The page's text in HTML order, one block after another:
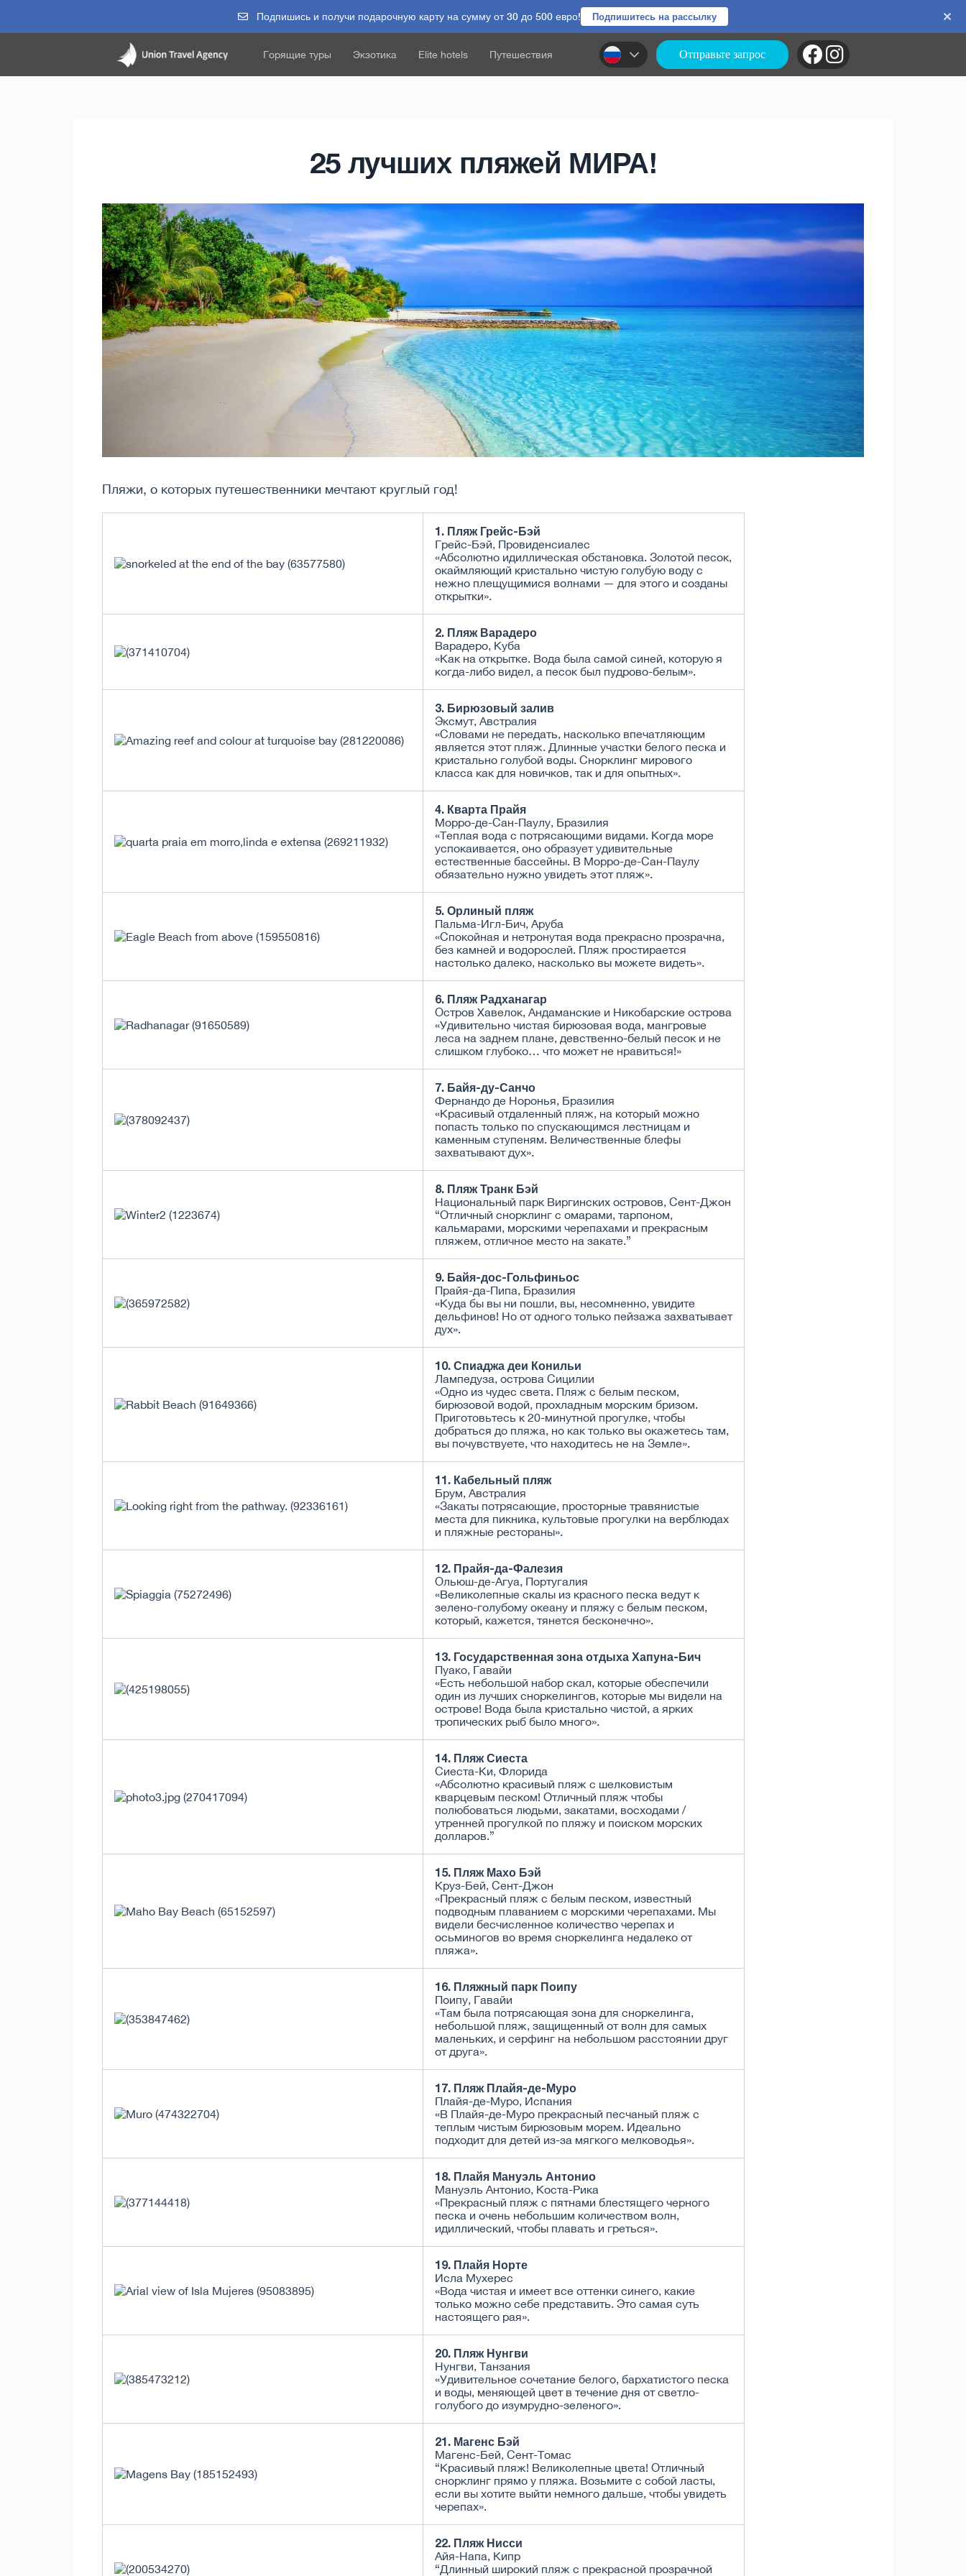
Подпишись и получи подарочную карту на сумму от 30 до 500 евро! Подпишитесь на рассылку
Горящие туры Экзотика Elite hotels Путешествия Отправьте запрос
25 лучших пляжей МИРА!
Пляжи, о которых путешественники мечтают круглый год!
1. Пляж Грейс-Бэй
Грейс-Бэй, Провиденсиалес
«Абсолютно идиллическая обстановка. Золотой песок,
окаймляющий кристально чистую голубую воду с
нежно плещущимися волнами — для этого и созданы
открытки».
2. Пляж Варадеро
Варадеро, Куба
«Как на открытке. Вода была самой синей, которую я
когда-либо видел, а песок был пудрово-белым».
3. Бирюзовый залив
Эксмут, Австралия
«Словами не передать, насколько впечатляющим
является этот пляж. Длинные участки белого песка и
кристально голубой воды. Снорклинг мирового
класса как для новичков, так и для опытных».
4. Кварта Прайя
Морро-де-Сан-Паулу, Бразилия
«Теплая вода с потрясающими видами. Когда море
успокаивается, оно образует удивительные
естественные бассейны. В Морро-де-Сан-Паулу
обязательно нужно увидеть этот пляж».
5. Орлиный пляж
Пальма-Игл-Бич, Аруба
«Спокойная и нетронутая вода прекрасно прозрачна,
без камней и водорослей. Пляж простирается
настолько далеко, насколько вы можете видеть».
6. Пляж Радханагар
Остров Хавелок, Андаманские и Никобарские острова
«Удивительно чистая бирюзовая вода, мангровые
леса на заднем плане, девственно-белый песок и не
слишком глубоко… что может не нравиться!»
7. Байя-ду-Санчо
Фернандо де Норонья, Бразилия
«Красивый отдаленный пляж, на который можно
попасть только по спускающимся лестницам и
каменным ступеням. Величественные блефы
захватывают дух».
8. Пляж Транк Бэй
Национальный парк Виргинских островов, Сент-Джон
“Отличный снорклинг с омарами, тарпоном,
кальмарами, морскими черепахами и прекрасным
пляжем, отличное место на закате.”
9. Байя-дос-Гольфиньос
Прайя-да-Пипа, Бразилия
«Куда бы вы ни пошли, вы, несомненно, увидите
дельфинов! Но от одного только пейзажа захватывает
дух».
10. Спиаджа деи Конильи
Лампедуза, острова Сицилии
«Одно из чудес света. Пляж с белым песком,
бирюзовой водой, прохладным морским бризом.
Приготовьтесь к 20-минутной прогулке, чтобы
добраться до пляжа, но как только вы окажетесь там,
вы почувствуете, что находитесь не на Земле».
11. Кабельный пляж
Брум, Австралия
«Закаты потрясающие, просторные травянистые
места для пикника, культовые прогулки на верблюдах
и пляжные рестораны».
12. Прайя-да-Фалезия
Ольюш-де-Агуа, Португалия
«Великолепные скалы из красного песка ведут к
зелено-голубому океану и пляжу с белым песком,
который, кажется, тянется бесконечно».
13. Государственная зона отдыха Хапуна-Бич
Пуако, Гавайи
«Есть небольшой набор скал, которые обеспечили
один из лучших сноркелингов, которые мы видели на
острове! Вода была кристально чистой, а ярких
тропических рыб было много».
14. Пляж Сиеста
Сиеста-Ки, Флорида
«Абсолютно красивый пляж с шелковистым
кварцевым песком! Отличный пляж чтобы
полюбоваться людьми, закатами, восходами /
утренней прогулкой по пляжу и поиском морских
долларов.”
15. Пляж Махо Бэй
Круз-Бей, Сент-Джон
«Прекрасный пляж с белым песком, известный
подводным плаванием с морскими черепахами. Мы
видели бесчисленное количество черепах и
осьминогов во время сноркелинга недалеко от
пляжа».
16. Пляжный парк Поипу
Поипу, Гавайи
«Там была потрясающая зона для сноркелинга,
небольшой пляж, защищенный от волн для самых
маленьких, и серфинг на небольшом расстоянии друг
от друга».
17. Пляж Плайя-де-Муро
Плайя-де-Муро, Испания
«В Плайя-де-Муро прекрасный песчаный пляж с
теплым чистым бирюзовым морем. Идеально
подходит для детей из-за мягкого мелководья».
18. Плайя Мануэль Антонио
Мануэль Антонио, Коста-Рика
«Прекрасный пляж с пятнами блестящего черного
песка и очень небольшим количеством волн,
идиллический, чтобы плавать и греться».
19. Плайя Норте
Исла Мухерес
«Вода чистая и имеет все оттенки синего, какие
только можно себе представить. Это самая суть
настоящего рая».
20. Пляж Нунгви
Нунгви, Танзания
«Удивительное сочетание белого, бархатистого песка
и воды, меняющей цвет в течение дня от светло-
голубого до изумрудно-зеленого».
21. Магенс Бэй
Магенс-Бей, Сент-Томас
“Красивый пляж! Великолепные цвета! Отличный
снорклинг прямо у пляжа. Возьмите с собой ласты,
если вы хотите выйти немного дальше, чтобы увидеть
черепах».
22. Пляж Нисси
Айя-Напа, Кипр
“Длинный широкий пляж с прекрасной прозрачной